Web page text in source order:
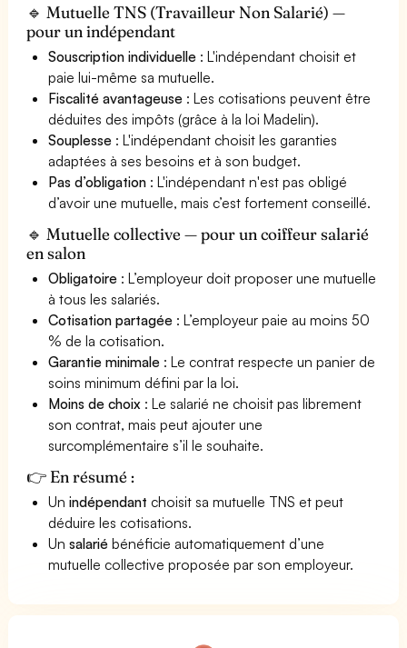
🔹 Mutuelle TNS (Travailleur Non Salarié) —
pour un indépendant
Souscription individuelle : L'indépendant choisit et
paie lui-même sa mutuelle.
Fiscalité avantageuse : Les cotisations peuvent être
déduites des impôts (grâce à la loi Madelin).
Souplesse : L'indépendant choisit les garanties
adaptées à ses besoins et à son budget.
Pas d’obligation : L'indépendant n'est pas obligé
d’avoir une mutuelle, mais c’est fortement conseillé.
🔹 Mutuelle collective — pour un coiffeur salarié
en salon
Obligatoire : L’employeur doit proposer une mutuelle
à tous les salariés.
Cotisation partagée : L’employeur paie au moins 50
% de la cotisation.
Garantie minimale : Le contrat respecte un panier de
soins minimum défini par la loi.
Moins de choix : Le salarié ne choisit pas librement
son contrat, mais peut ajouter une
surcomplémentaire s’il le souhaite.
👉 En résumé :
Unindépendant choisit sa mutuelle TNS et peut
déduire les cotisations.
Unsalarié bénéficie automatiquement d’une
mutuelle collective proposée par son employeur.